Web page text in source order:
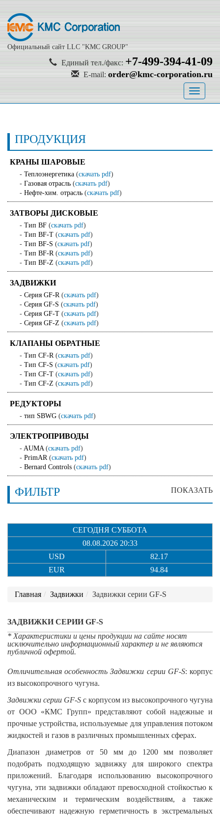
Официальный сайт LLC "KMC GROUP"
Единый тел./факс: +7-499-394-41-09
E-mail: order@kmc-corporation.ru
Toggle
ПРОДУКЦИЯ
КРАНЫ ШАРОВЫЕ
- Теплоэнергетика (скачать pdf)
- Газовая отрасль (скачать pdf)
- Нефте-хим. отрасль (скачать pdf)
ЗАТВОРЫ ДИСКОВЫЕ
- Тип BF (скачать pdf)
- Тип BF-T (скачать pdf)
- Тип BF-S (скачать pdf)
- Тип BF-R(скачать pdf)
- Тип BF-Z (скачать pdf)
ЗАДВИЖКИ
- Серия GF-R(скачать pdf)
- Серия GF-S (скачать pdf)
- Серия GF-T (скачать pdf)
- Серия GF-Z (скачать pdf)
КЛАПАНЫ ОБРАТНЫЕ
- Тип CF-R(скачать pdf)
- Тип CF-S (скачать pdf)
- Тип CF-T (скачать pdf)
- Тип CF-Z (скачать pdf)
РЕДУКТОРЫ
- тип SBWG (скачать pdf)
ЭЛЕКТРОПРИВОДЫ
- AUMA(скачать pdf)
- PrimAR(скачать pdf)
- Bernard Controls (скачать pdf)
ФИЛЬТР ПОКАЗАТЬ
СЕГОДНЯ СУББОТА
08.08.2026 20:33
USD
82.17
EUR
94.84
Главная Задвижки Задвижки серии GF-S
ЗАДВИЖКИ СЕРИИ GF-S
* Характеристики и цены продукции на сайте носят
исключительно информационный характер и не являются
публичной офертой.
Отличительная особенность Задвижки серии GF-S: корпус
из высокопрочного чугуна.
Задвижки серии GF-S с корпусом из высокопрочного чугуна
от ООО «КМС Групп» представляют собой надежные и
прочные устройства, используемые для управления потоком
жидкостей и газов в различных промышленных сферах.
Диапазон диаметров от 50 мм до 1200 мм позволяет
подобрать подходящую задвижку для широкого спектра
приложений. Благодаря использованию высокопрочного
чугуна, эти задвижки обладают превосходной стойкостью к
механическим и термическим воздействиям, а также
обеспечивают надежную герметичность в экстремальных